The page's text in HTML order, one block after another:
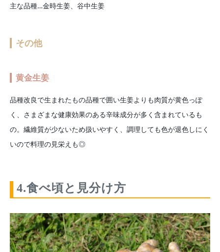
主な品種…金時生姜、谷中生姜
その他
黄金生姜
品種改良で生まれたもの品種で囲い生姜よりも肉質が黄色っぽ
く、さまざまな健康効果のある辛味成分が多く含まれているも
の。繊維質が少ないため扱いやすく、調理しても色が退色しにく
いので料理の見栄えも◎
4.食べ頃と見分け方